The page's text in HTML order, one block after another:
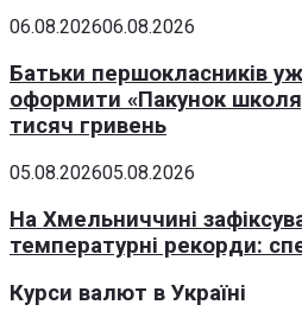
06.08.202606.08.2026
Батьки першокласників
оформити «Пакунок
тисяч гривень
05.08.202605.08.2026
На Хмельниччині
температурні рекорди:
Курси валют в Україні